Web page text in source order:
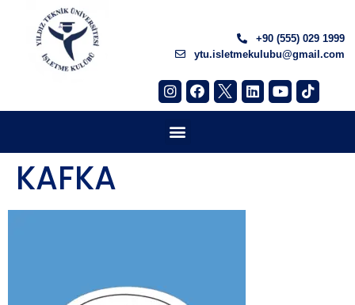
+90 (555) 029 1999
ytu.isletmekulubu@gmail.com
KAFKA